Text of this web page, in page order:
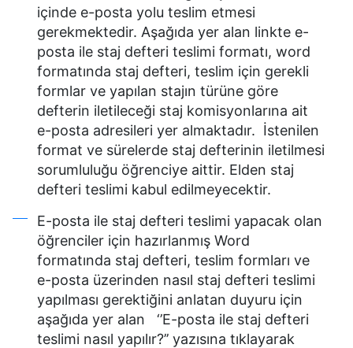
içinde e-posta yolu teslim etmesi
gerekmektedir. Aşağıda yer alan linkte e-
posta ile staj defteri teslimi formatı, word
formatında staj defteri, teslim için gerekli
formlar ve yapılan stajın türüne göre
defterin iletileceği staj komisyonlarına ait
e-posta adresileri yer almaktadır. İstenilen
format ve sürelerde staj defterinin iletilmesi
sorumluluğu öğrenciye aittir. Elden staj
defteri teslimi kabul edilmeyecektir.
E-posta ile staj defteri teslimi yapacak olan
öğrenciler için hazırlanmış Word
formatında staj defteri, teslim formları ve
e-posta üzerinden nasıl staj defteri teslimi
yapılması gerektiğini anlatan duyuru için
aşağıda yer alan ‘’E-posta ile staj defteri
teslimi nasıl yapılır?’’ yazısına tıklayarak